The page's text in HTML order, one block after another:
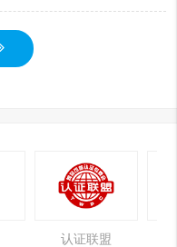
认证联盟